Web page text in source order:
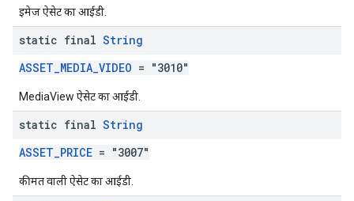
इमेज ऐसेट का आईडी.
static final String
ASSET_MEDIA_VIDEO = "3010"
MediaView ऐसेट का आईडी.
static final String
ASSET_PRICE = "3007"
कीमत वाली ऐसेट का आईडी.